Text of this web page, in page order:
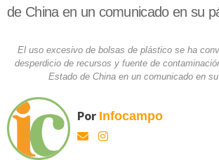
de China en un comunicado en su
El uso excesivo de bolsas de plástico se ha
desperdicio de recursos y fuente de
Estado de China en un comunicado en
Por Infocampo